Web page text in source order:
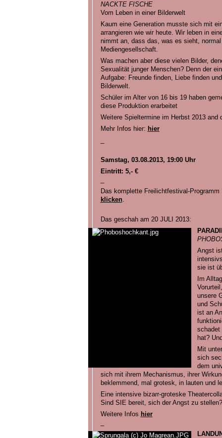
NACKTE FISCHE
Vom Leben in einer Bilderwelt
Kaum eine Generation musste sich mit
arrangieren wie wir heute. Wir leben in
nimmt an, dass das, was es sieht,
Mediengesellschaft.
Was machen aber diese vielen Bilder,
Sexualität junger Menschen? Denn der
Aufgabe: Freunde finden, Liebe finden
Bilderwelt.
Schüler im Alter von 16 bis 19 haben
diese Produktion erarbeitet
Weitere Spieltermine im Herbst 2013 and
Mehr Infos hier: hier
Samstag, 03.08.2013, 19:00 Uhr
Eintritt: 5,- €
Das komplette Freilichtfestival-
klicken.
Das geschah am 20 JULI 2013:
Angst
sie ist
Im
unsere
und
ist an
schadet
hat?
Mit
sich
dem
sich mit ihrem Mechanismus, ihrer
beklemmend, mal grotesk, in lauten und
Eine intensive bizarr-groteske
Sind SIE bereit, sich der Angst zu stellen?
Weitere Infos hier